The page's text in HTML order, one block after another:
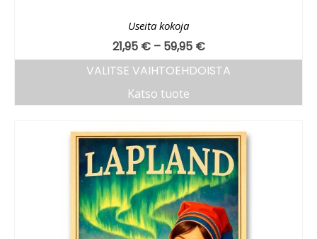
Useita kokoja
21,95 € – 59,95 €
VALITSE VAIHTOEHDOISTA
Katso tuote